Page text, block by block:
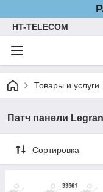
HT-TELECOM
Товары и услуги
Патч панели
Сортировка